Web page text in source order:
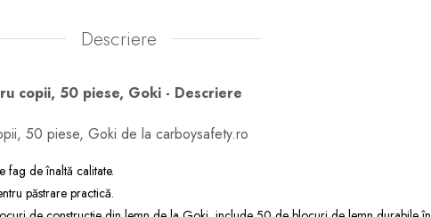
Descriere
copii, 50 piese, Goki - Descriere
50 piese, Goki de la carboysafety.ro
fag de înaltă calitate.
păstrare practică.